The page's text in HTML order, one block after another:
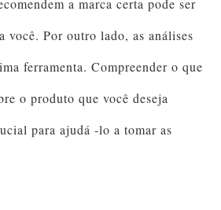
a marca certa pode ser
você. Por outro lado, as análises
ferramenta. Compreender o que
o produto que você deseja
para ajudá -lo a tomar as